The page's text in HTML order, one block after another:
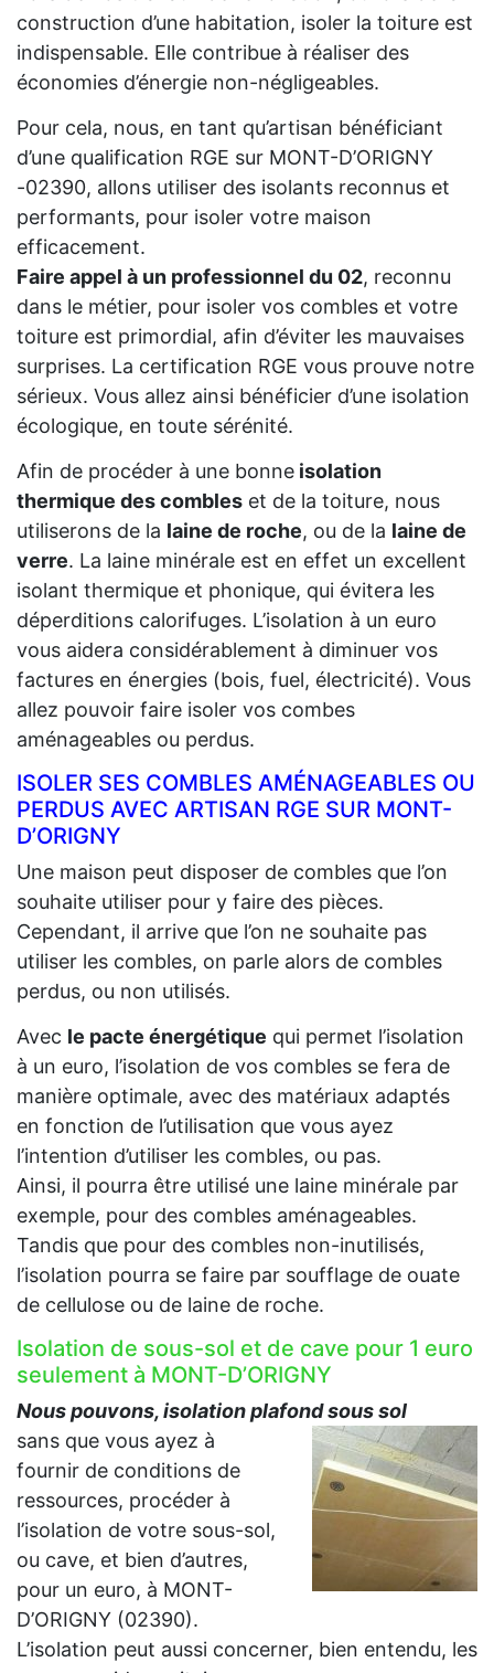
construction d’une habitation, isoler la toiture est
indispensable. Elle contribue à réaliser des
économies d’énergie non-négligeables.
Pour cela, nous, en tant qu’artisan bénéficiant
d’une qualification RGE sur MONT-D’ORIGNY
-02390, allons utiliser des isolants reconnus et
performants, pour isoler votre maison
efficacement.
Faire appel à un professionnel du 02, reconnu
dans le métier, pour isoler vos combles et votre
toiture est primordial, afin d’éviter les mauvaises
surprises. La certification RGE vous prouve notre
sérieux. Vous allez ainsi bénéficier d’une isolation
écologique, en toute sérénité.
Afin de procéder à une bonne isolation
thermique des combles et de la toiture, nous
utiliserons de la laine de roche, ou de la laine de
verre. La laine minérale est en effet un excellent
isolant thermique et phonique, qui évitera les
déperditions calorifuges. L’isolation à un euro
vous aidera considérablement à diminuer vos
factures en énergies (bois, fuel, électricité). Vous
allez pouvoir faire isoler vos combes
aménageables ou perdus.
ISOLER SES COMBLES AMÉNAGEABLES OU
PERDUS AVEC ARTISAN RGE SUR MONT-
D’ORIGNY
Une maison peut disposer de combles que l’on
souhaite utiliser pour y faire des pièces.
Cependant, il arrive que l’on ne souhaite pas
utiliser les combles, on parle alors de combles
perdus, ou non utilisés.
Avec le pacte énergétique qui permet l’isolation
à un euro, l’isolation de vos combles se fera de
manière optimale, avec des matériaux adaptés
en fonction de l’utilisation que vous ayez
l’intention d’utiliser les combles, ou pas.
Ainsi, il pourra être utilisé une laine minérale par
exemple, pour des combles aménageables.
Tandis que pour des combles non-inutilisés,
l’isolation pourra se faire par soufflage de ouate
de cellulose ou de laine de roche.
Isolation de sous-sol et de cave pour 1 euro
seulement à MONT-D’ORIGNY
Nous pouvons, isolation plafond sous sol
sans que vous ayez à
fournir de conditions de
ressources, procéder à
l’isolation de votre sous-sol,
ou cave, et bien d’autres,
pour un euro, à MONT-
D’ORIGNY (02390).
L’isolation peut aussi concerner, bien entendu, les